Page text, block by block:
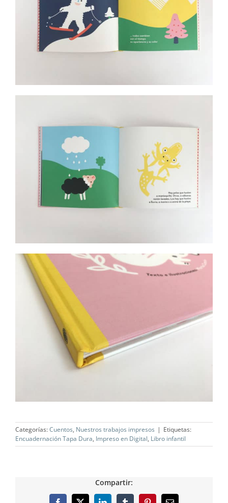
Categorías:Cuentos, Nuestros trabajos impresos | Etiquetas:
Encuadernación Tapa Dura, Impreso en Digital, Libro infantil
Compartir: